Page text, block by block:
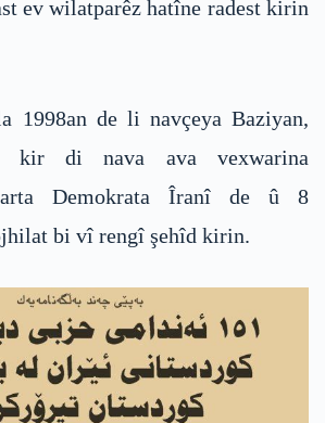
ev wilatparêz hatîne radest kirin
1998an de li navçeya Baziyan,
di nava ava vexwarina
Demokrata Îranî de û 8
bi vî rengî şehîd kirin.